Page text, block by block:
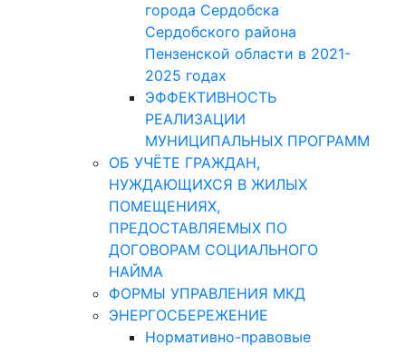
города Сердобска
Сердобского района
Пензенской области в 2021-
2025 годах
ЭФФЕКТИВНОСТЬ
РЕАЛИЗАЦИИ
МУНИЦИПАЛЬНЫХ ПРОГРАММ
ОБ УЧЁТЕ ГРАЖДАН,
НУЖДАЮЩИХСЯ В ЖИЛЫХ
ПОМЕЩЕНИЯХ,
ПРЕДОСТАВЛЯЕМЫХ ПО
ДОГОВОРАМ СОЦИАЛЬНОГО
НАЙМА
ФОРМЫ УПРАВЛЕНИЯ МКД
ЭНЕРГОСБЕРЕЖЕНИЕ
Нормативно-правовые